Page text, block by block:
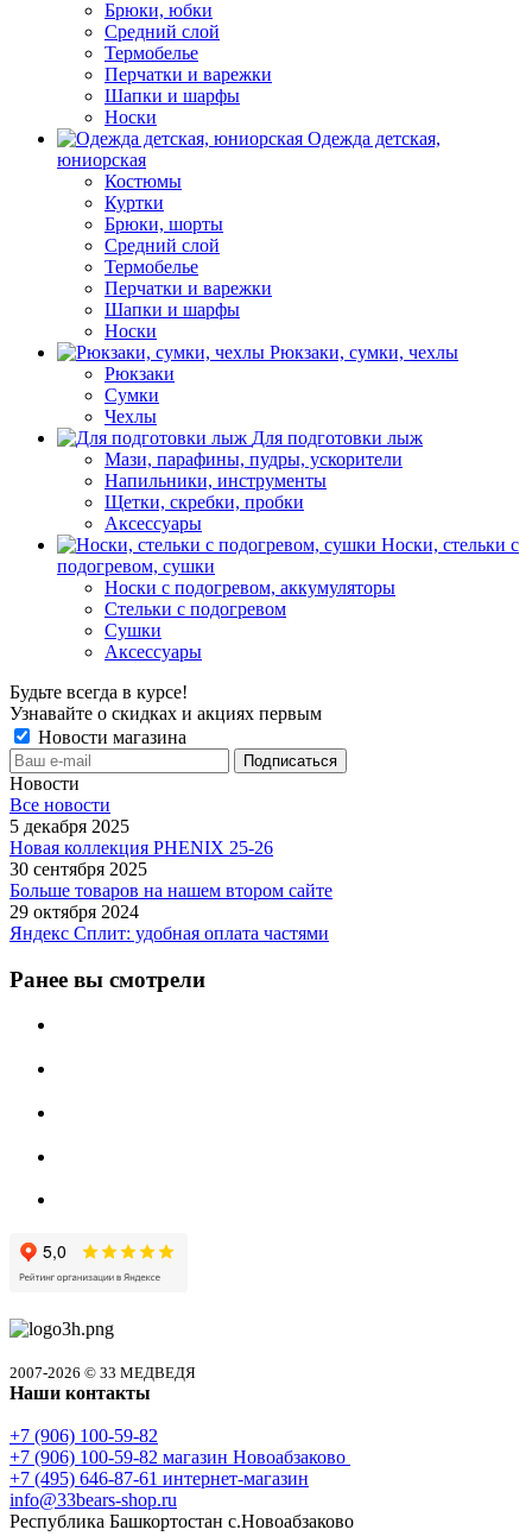
Брюки, юбки
Средний слой
Термобелье
Перчатки и варежки
Шапки и шарфы
Носки
Одежда детская,
юниорская
Костюмы
Куртки
Брюки, шорты
Средний слой
Термобелье
Перчатки и варежки
Шапки и шарфы
Носки
Рюкзаки, сумки, чехлы
Рюкзаки
Сумки
Чехлы
Для подготовки лыж
Мази, парафины, пудры, ускорители
Напильники, инструменты
Щетки, скребки, пробки
Аксессуары
Носки, стельки с
подогревом, сушки
Носки с подогревом, аккумуляторы
Стельки с подогревом
Сушки
Аксессуары
Будьте всегда в курсе!
Узнавайте о скидках и акциях первым
Новости магазина
Новости
Все новости
5 декабря 2025
Новая коллекция PHENIX 25-26
30 сентября 2025
Больше товаров на нашем втором сайте
29 октября 2024
Яндекс Сплит: удобная оплата частями
Ранее вы смотрели
2007-2026 © 33 МЕДВЕДЯ
Наши контакты
+7 (906) 100-59-82
+7 (906) 100-59-82 магазин Новоабзаково
+7 (495) 646-87-61 интернет-магазин
info@33bears-shop.ru
Республика Башкортостан с.Новоабзаково